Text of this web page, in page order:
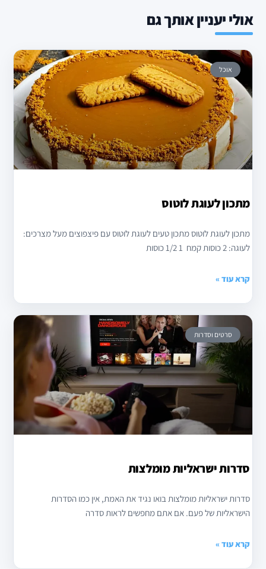
אולי יעניין אותך גם
אוכל
מתכון לעוגת לוטוס
מתכון לעוגת לוטוס מתכון טעים לעוגת לוטוס עם פיצפוצים מעל מצרכים:
לעוגה: 2 כוסות קמח 1 1/2 כוסות
קרא עוד »
סרטים וסדרות
סדרות ישראליות מומלצות
סדרות ישראליות מומלצות בואו נגיד את האמת, אין כמו הסדרות
הישראליות של פעם. אם אתם מחפשים לראות סדרה
קרא עוד »